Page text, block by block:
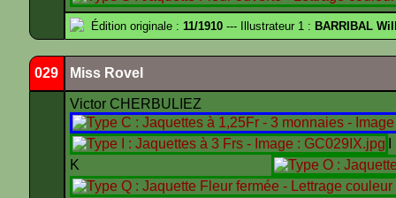
Édition originale : 11/1910 --- Illustrateur 1 : BARRIBAL
029 Miss Rovel
Victor CHERBULIEZ
K